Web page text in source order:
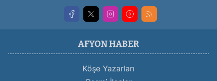
AFYON HABER
Köşe Yazarları